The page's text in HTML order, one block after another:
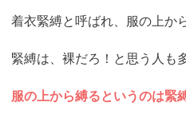
着衣緊縛と呼ばれ、服の上か
緊縛は、裸だろ！と思う人も
服の上から縛るというのは緊